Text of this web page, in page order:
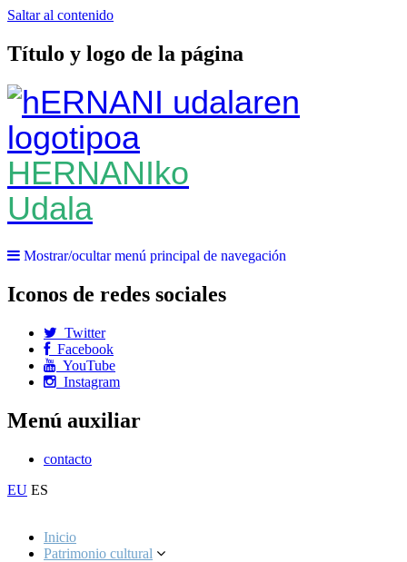
Saltar al contenido
Título y logo de la página
HERNANIko
Udala
Mostrar/ocultar menú principal de navegación
Iconos de redes sociales
Twitter
Facebook
YouTube
Instagram
Menú auxiliar
contacto
EU ES
Inicio
Patrimonio cultural